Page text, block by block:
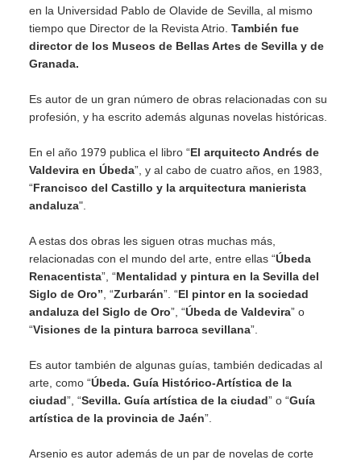
en la Universidad Pablo de Olavide de Sevilla, al mismo
tiempo que Director de la Revista Atrio. También fue
director de los Museos de Bellas Artes de Sevilla y de
Granada.
Es autor de un gran número de obras relacionadas con su
profesión, y ha escrito además algunas novelas históricas.
En el año 1979 publica el libro “El arquitecto Andrés de
Valdevira en Úbeda”, y al cabo de cuatro años, en 1983,
“Francisco del Castillo y la arquitectura manierista
andaluza".
A estas dos obras les siguen otras muchas más,
relacionadas con el mundo del arte, entre ellas “Úbeda
Renacentista”, “Mentalidad y pintura en la Sevilla del
Siglo de Oro” , “Zurbarán”. “El pintor en la sociedad
andaluza del Siglo de Oro”, “Úbeda de Valdevira” o
“Visiones de la pintura barroca sevillana”.
Es autor también de algunas guías, también dedicadas al
arte, como “Úbeda. Guía Histórico-Artística de la
ciudad”, “Sevilla. Guía artística de la ciudad” o “Guía
artística de la provincia de Jaén”.
Arsenio es autor además de un par de novelas de corte